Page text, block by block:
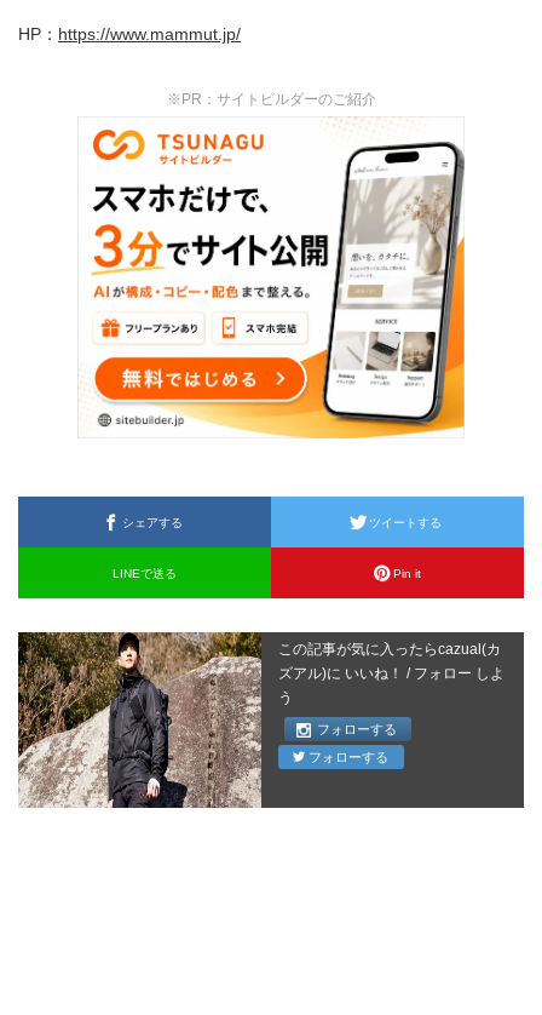
HP： https://www.mammut.jp/
※PR：サイトビルダーのご紹介
シェアする ツイートする
LINEで送る Pin it
この記事が気に入ったらcazual(カ
ズアル)に いいね！ / フォロー しよ
う
フォローする
フォローする